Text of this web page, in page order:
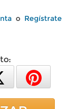
o Regístrate